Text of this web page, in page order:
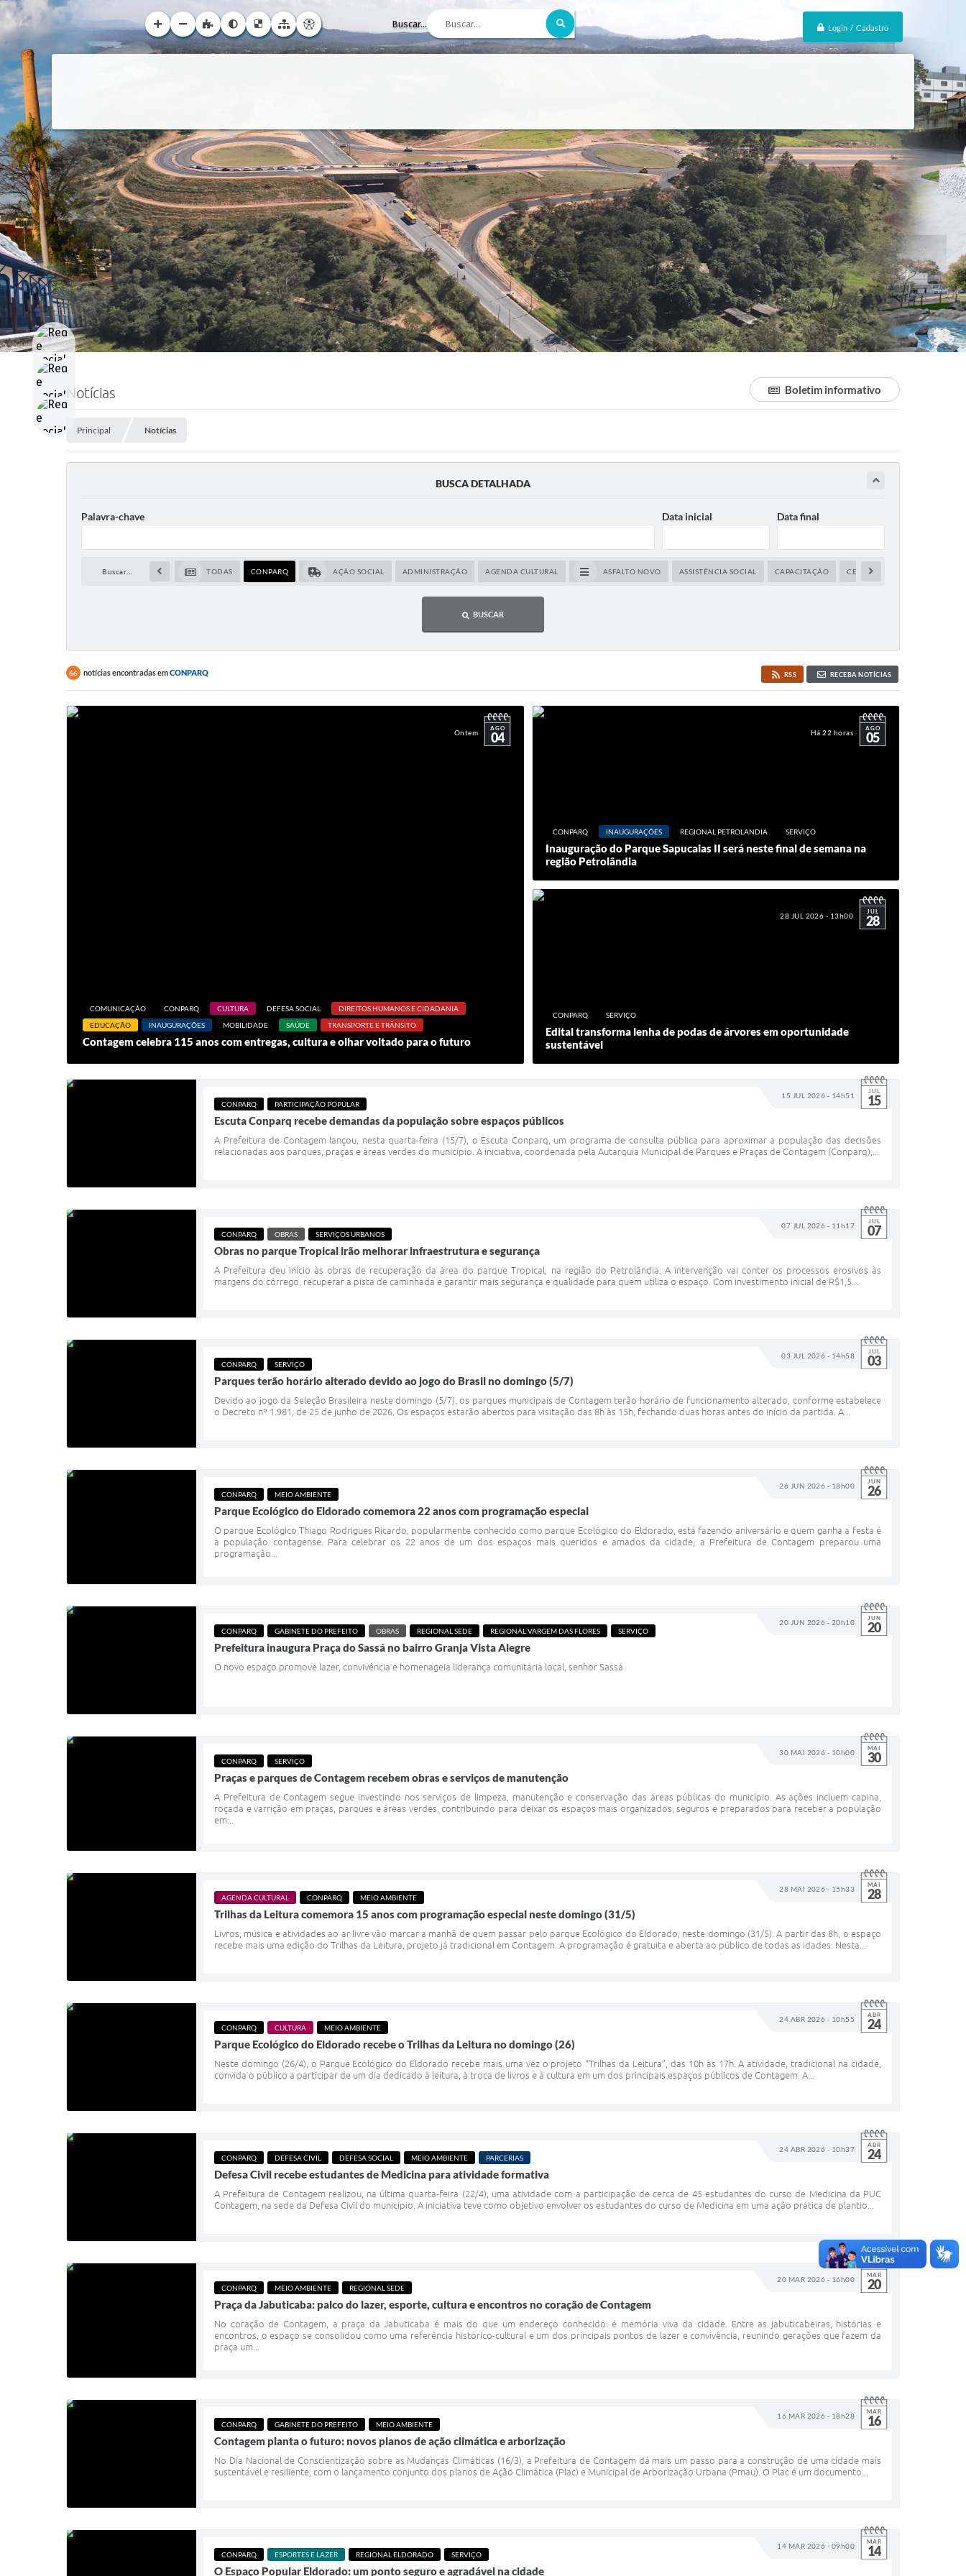
Login / Cadastro
Buscar...
Notícias Boletim informativo
Principal Notícias
BUSCA DETALHADA
Palavra-chave Data inicial Data final
Buscar... TODAS CONPARQ AÇÃO SOCIAL ADMINISTRAÇÃO AGENDA CULTURAL ASFALTO NOVO ASSISTÊNCIA SOCIAL CAPACITAÇÃO CENTRO DE COMANDO E
BUSCAR
66 notícias encontradas emCONPARQ RSS RECEBA NOTÍCIAS
Ontem AGO
04
COMUNICAÇÃO CONPARQ CULTURA DEFESA SOCIAL
DIREITOS HUMANOS E CIDADANIA
EDUCAÇÃO
INAUGURAÇÕES MOBILIDADE SAÚDE TRANSPORTE E TRÂNSITO
Contagem celebra 115 anos com entregas, cultura e olhar voltado para o futuro
Há 22 horas AGO
05
CONPARQ INAUGURAÇÕES REGIONAL PETROLANDIA SERVIÇO
Inauguração do Parque Sapucaias II será neste final de semana na
região Petrolândia
28 JUL 2026 - 13h00 JUL
28
CONPARQ SERVIÇO
Edital transforma lenha de podas de árvores em oportunidade
sustentável
15 JUL 2026 - 14h51 JUL
15
CONPARQ PARTICIPAÇÃO POPULAR
Escuta Conparq recebe demandas da população sobre espaços públicos
A Prefeitura de Contagem lançou, nesta quarta-feira (15/7), o Escuta Conparq, um programa de consulta pública para aproximar a população das decisões
relacionadas aos parques, praças e áreas verdes do município. A iniciativa, coordenada pela Autarquia Municipal de Parques e Praças de Contagem (Conparq),...
07 JUL 2026 - 11h17 JUL
07
CONPARQ OBRAS SERVIÇOS URBANOS
Obras no parque Tropical irão melhorar infraestrutura e segurança
A Prefeitura deu início às obras de recuperação da área do parque Tropical, na região do Petrolândia. A intervenção vai conter os processos erosivos às
margens do córrego, recuperar a pista de caminhada e garantir mais segurança e qualidade para quem utiliza o espaço. Com investimento inicial de R$1,5...
03 JUL 2026 - 14h58 JUL
03
CONPARQ SERVIÇO
Parques terão horário alterado devido ao jogo do Brasil no domingo (5/7)
Devido ao jogo da Seleção Brasileira neste domingo (5/7), os parques municipais de Contagem terão horário de funcionamento alterado, conforme estabelece
o Decreto nº 1.981, de 25 de junho de 2026. Os espaços estarão abertos para visitação das 8h às 15h, fechando duas horas antes do início da partida. A...
26 JUN 2026 - 18h00 JUN
26
CONPARQ MEIO AMBIENTE
Parque Ecológico do Eldorado comemora 22 anos com programação especial
O parque Ecológico Thiago Rodrigues Ricardo, popularmente conhecido como parque Ecológico do Eldorado, está fazendo aniversário e quem ganha a festa é
a população contagense. Para celebrar os 22 anos de um dos espaços mais queridos e amados da cidade, a Prefeitura de Contagem preparou uma
programação...
20 JUN 2026 - 20h10 JUN
20
CONPARQ GABINETE DO PREFEITO OBRAS REGIONAL SEDE REGIONAL VARGEM DAS FLORES SERVIÇO
Prefeitura inaugura Praça do Sassá no bairro Granja Vista Alegre
O novo espaço promove lazer, convivência e homenageia liderança comunitária local, senhor Sassá
30 MAI 2026 - 10h00 MAI
30
CONPARQ SERVIÇO
Praças e parques de Contagem recebem obras e serviços de manutenção
A Prefeitura de Contagem segue investindo nos serviços de limpeza, manutenção e conservação das áreas públicas do município. As ações incluem capina,
roçada e varrição em praças, parques e áreas verdes, contribuindo para deixar os espaços mais organizados, seguros e preparados para receber a população
em...
28 MAI 2026 - 15h33 MAI
28
AGENDA CULTURAL CONPARQ MEIO AMBIENTE
Trilhas da Leitura comemora 15 anos com programação especial neste domingo (31/5)
Livros, música e atividades ao ar livre vão marcar a manhã de quem passar pelo parque Ecológico do Eldorado, neste domingo (31/5). A partir das 8h, o espaço
recebe mais uma edição do Trilhas da Leitura, projeto já tradicional em Contagem. A programação é gratuita e aberta ao público de todas as idades. Nesta...
24 ABR 2026 - 10h55 ABR
24
CONPARQ CULTURA MEIO AMBIENTE
Parque Ecológico do Eldorado recebe o Trilhas da Leitura no domingo (26)
Neste domingo (26/4), o Parque Ecológico do Eldorado recebe mais uma vez o projeto “Trilhas da Leitura”, das 10h às 17h. A atividade, tradicional na cidade,
convida o público a participar de um dia dedicado à leitura, à troca de livros e à cultura em um dos principais espaços públicos de Contagem. A...
24 ABR 2026 - 10h37 ABR
24
CONPARQ DEFESA CIVIL DEFESA SOCIAL MEIO AMBIENTE PARCERIAS
Defesa Civil recebe estudantes de Medicina para atividade formativa
A Prefeitura de Contagem realizou, na última quarta-feira (22/4), uma atividade com a participação de cerca de 45 estudantes do curso de Medicina da PUC
Contagem, na sede da Defesa Civil do município. A iniciativa teve como objetivo envolver os estudantes do curso de Medicina em uma ação prática de plantio...
20 MAR 2026 - 16h00 MAR
20
CONPARQ MEIO AMBIENTE REGIONAL SEDE
Praça da Jabuticaba: palco do lazer, esporte, cultura e encontros no coração de Contagem
No coração de Contagem, a praça da Jabuticaba é mais do que um endereço conhecido: é memória viva da cidade. Entre as jabuticabeiras, histórias e
encontros, o espaço se consolidou como uma referência histórico-cultural e um dos principais pontos de lazer e convivência, reunindo gerações que fazem da
praça um...
16 MAR 2026 - 18h28 MAR
16
CONPARQ GABINETE DO PREFEITO MEIO AMBIENTE
Contagem planta o futuro: novos planos de ação climática e arborização
No Dia Nacional de Conscientização sobre as Mudanças Climáticas (16/3), a Prefeitura de Contagem dá mais um passo para a construção de uma cidade mais
sustentável e resiliente, com o lançamento conjunto dos planos de Ação Climática (Plac) e Municipal de Arborização Urbana (Pmau). O Plac é um documento...
14 MAR 2026 - 09h00 MAR
14
CONPARQ ESPORTES E LAZER REGIONAL ELDORADO SERVIÇO
O Espaço Popular Eldorado: um ponto seguro e agradável na cidade